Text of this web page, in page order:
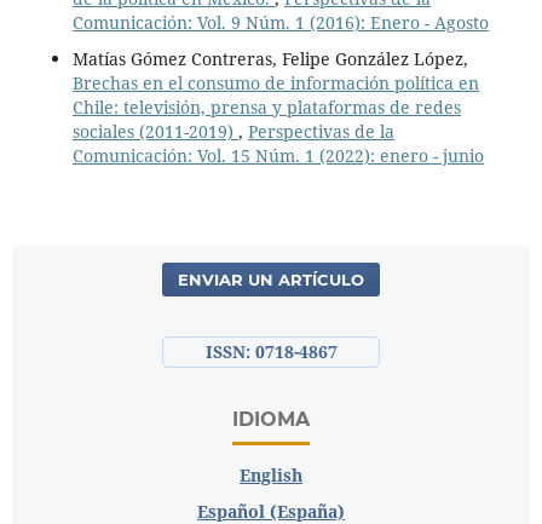
Comunicación: Vol. 9 Núm. 1 (2016): Enero - Agosto
Matías Gómez Contreras, Felipe González López,
Brechas en el consumo de información política en
Chile: televisión, prensa y plataformas de redes
sociales (2011-2019) , Perspectivas de la
Comunicación: Vol. 15 Núm. 1 (2022): enero - junio
ENVIAR UN ARTÍCULO
ISSN: 0718-4867
IDIOMA
English
Español (España)